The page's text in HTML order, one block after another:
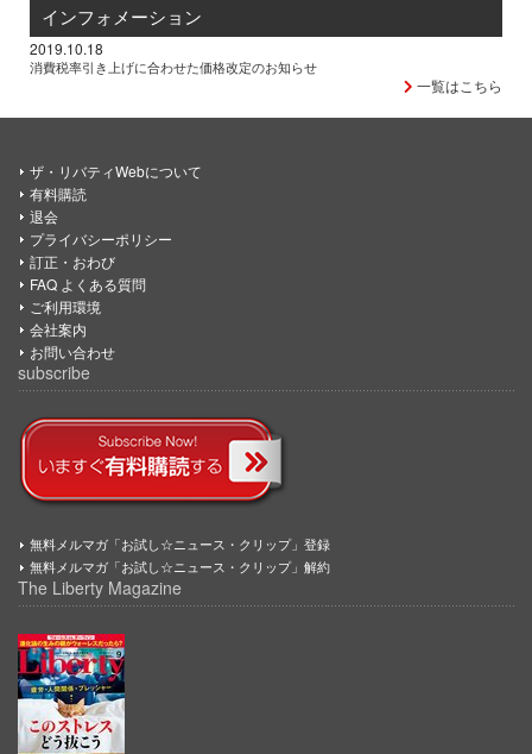
インフォメーション
2019.10.18
消費税率引き上げに合わせた価格改定のお知らせ
一覧はこちら
ザ・リバティWebについて
有料購読
退会
プライバシーポリシー
訂正・おわび
FAQ よくある質問
ご利用環境
会社案内
お問い合わせ
subscribe
無料メルマガ「お試し☆ニュース・クリップ」登録
無料メルマガ「お試し☆ニュース・クリップ」解約
The Liberty Magazine